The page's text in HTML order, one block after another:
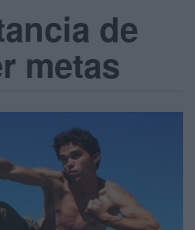
de
metas